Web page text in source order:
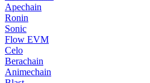
Apechain
Ronin
Sonic
Flow EVM
Celo
Berachain
Animechain